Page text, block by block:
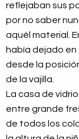
reflejaban sus
por no saber
aquél material.
había dejado
desde la
de la vajilla.
La casa de
entre grande
de todos los